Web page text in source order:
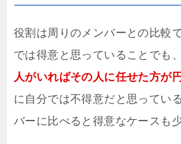
役割は周りのメンバーとの比較
では得意と思っていることでも、
人がいればその人に任せた方が
に自分では不得意だと思ってい
バーに比べると得意なケースも